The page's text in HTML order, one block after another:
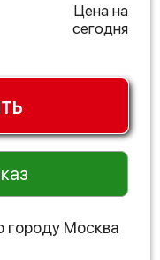
Цена на
сегодня
городу Москва